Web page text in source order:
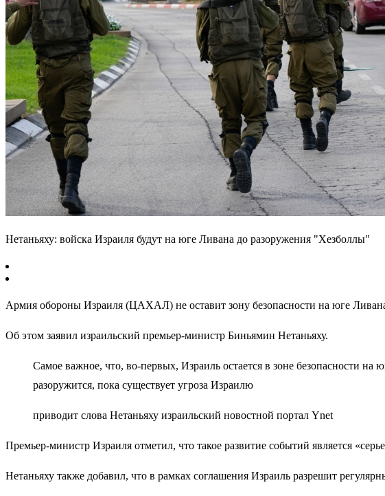
Нетаньяху: войска Израиля будут на юге Ливана до разоружения "Хезболлы"
Армия обороны Израиля (ЦАХАЛ) не оставит зону безопасности на юге
Об этом заявил израильский премьер-министр Биньямин Нетаньяху.
Самое важное, что, во-первых, Израиль остается в зоне безопасности
разоружится, пока существует угроза Израилю
приводит слова Нетаньяху израильский новостной портал Ynet
Премьер-министр Израиля отметил, что такое развитие событий является
Нетаньяху также добавил, что в рамках соглашения Израиль разрешит